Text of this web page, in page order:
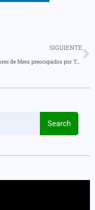
SIGUIENTE
Moradores de Mera preocupados por Talud
Search